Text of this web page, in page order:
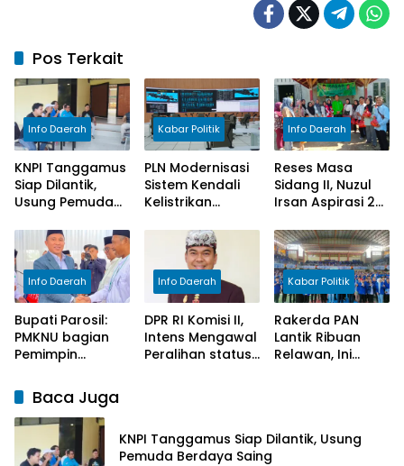
Pos Terkait
Info Daerah
KNPI Tanggamus
Siap Dilantik,
Usung Pemuda
Kabar Politik
PLN Modernisasi
Sistem Kendali
Kelistrikan
Dukung Transisi
Energi Nasional
Info Daerah
Reses Masa
Sidang II, Nuzul
Irsan Aspirasi 2
Info Daerah
Bupati Parosil:
PMKNU bagian
Pemimpin
Lampung Barat
Info Daerah
DPR RI Komisi II,
Intens Mengawal
Peralihan status
Kabar Politik
Rakerda PAN
Lantik Ribuan
Relawan, Ini
Baca Juga
KNPI Tanggamus Siap Dilantik, Usung
Pemuda Berdaya Saing